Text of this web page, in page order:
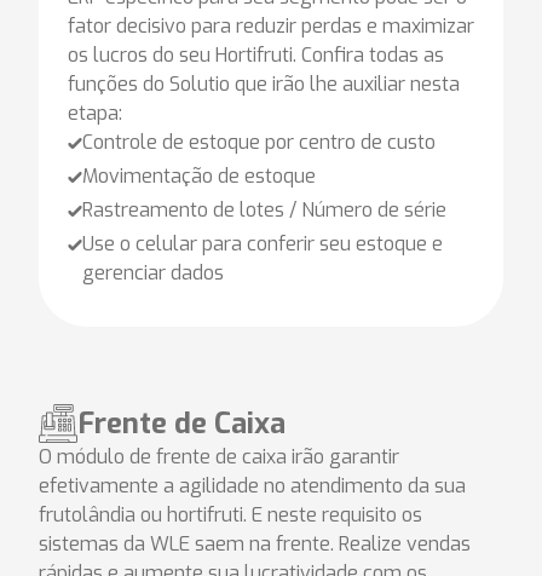
fator decisivo para reduzir perdas e maximizar
os lucros do seu Hortifruti. Confira todas as
funções do Solutio que irão lhe auxiliar nesta
etapa:
Controle de estoque por centro de custo
Movimentação de estoque
Rastreamento de lotes / Número de série
Use o celular para conferir seu estoque e
gerenciar dados
Frente de Caixa
O módulo de frente de caixa irão garantir
efetivamente a agilidade no atendimento da sua
frutolândia ou hortifruti. E neste requisito os
sistemas da WLE saem na frente. Realize vendas